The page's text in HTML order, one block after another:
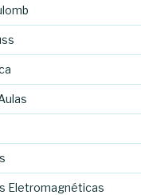
Eletromagnéticas